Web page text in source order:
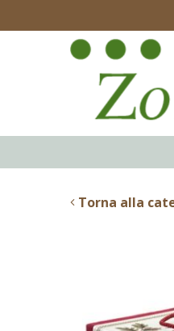
Torna alla